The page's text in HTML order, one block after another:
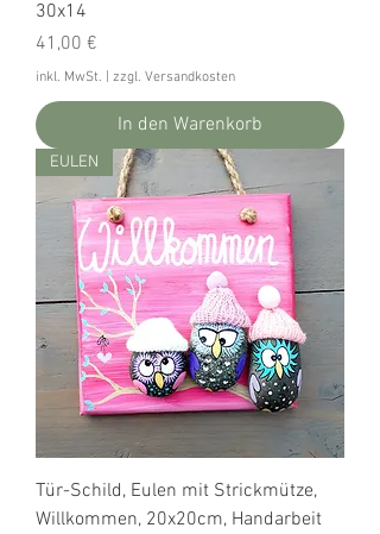
30x14
Preis
41,00 €
inkl. MwSt. zzgl. Versandkosten
In den Warenkorb
EULEN
Tür-Schild, Eulen mit Strickmütze,
Willkommen, 20x20cm, Handarbeit